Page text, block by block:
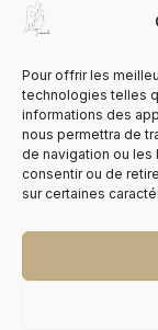
Pour offrir les
technologies telles
informations des
nous permettra de
de navigation ou les
consentir ou de
sur certaines
Vous
Aussi…